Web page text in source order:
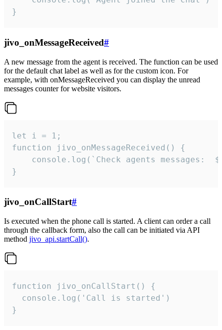
}
jivo_onMessageReceived#
A new message from the agent is received. The function can be used
for the default chat label as well as for the custom icon. For
example, with onMessageReceived you can display the unread
messages counter for website visitors.
let i = 1;
function jivo_onMessageReceived() {
}
jivo_onCallStart#
Is executed when the phone call is started. A client can order a call
through the callback form, also the call can be initiated via API
method jivo_api.startCall().
function jivo_onCallStart() {
  console.log('Call is started')
}